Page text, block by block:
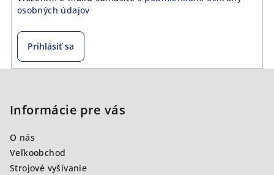
osobných údajov
Prihlásiť sa
Informácie pre vás
O nás
Veľkoobchod
Strojové vyšívanie